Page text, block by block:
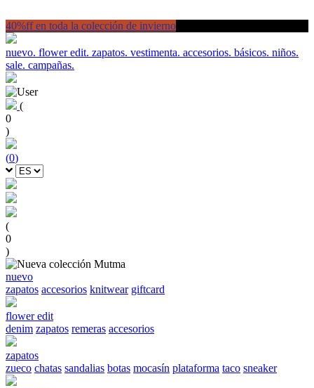
40%ff en toda la colección de invierno
nuevo. flower edit. zapatos. vestimenta. accesorios. básicos. niños.
sale. campañas.
(
0
)
(0)
(
0
)
nuevo
zapatos accesorios knitwear giftcard
flower edit
denim zapatos remeras accesorios
zapatos
zueco chatas sandalias botas mocasín plataforma taco sneaker